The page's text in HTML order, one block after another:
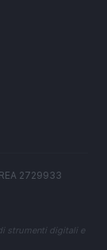
2729933
strumenti digitali e